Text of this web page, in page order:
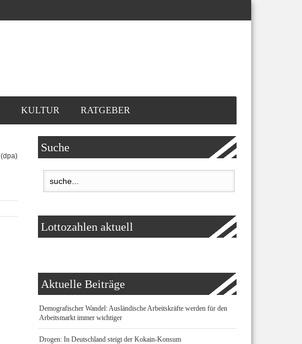
KULTUR RATGEBER
(dpa)
Suche
Lottozahlen aktuell
Aktuelle Beiträge
Demografischer Wandel: Ausländische Arbeitskräfte werden für den
Arbeitsmarkt immer wichtiger
Drogen: In Deutschland steigt der Kokain-Konsum